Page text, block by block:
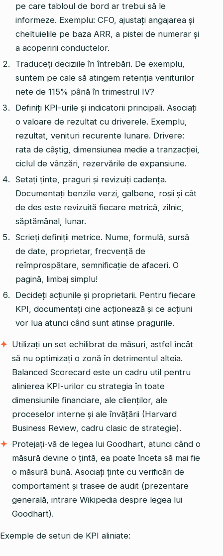
pe care tabloul de bord ar trebui să le
informeze. Exemplu: CFO, ajustați angajarea și
cheltuielile pe baza ARR, a pistei de numerar și
a acoperirii conductelor.
Traduceți deciziile în întrebări. De exemplu,
suntem pe cale să atingem retenția veniturilor
nete de 115% până în trimestrul IV?
Definiți KPI-urile și indicatorii principali. Asociați
o valoare de rezultat cu driverele. Exemplu,
rezultat, venituri recurente lunare. Drivere:
rata de câștig, dimensiunea medie a tranzacției,
ciclul de vânzări, rezervările de expansiune.
Setați ținte, praguri și revizuiți cadența.
Documentați benzile verzi, galbene, roșii și cât
de des este revizuită fiecare metrică, zilnic,
săptămânal, lunar.
Scrieți definiții metrice. Nume, formulă, sursă
de date, proprietar, frecvență de
reîmprospătare, semnificație de afaceri. O
pagină, limbaj simplu!
Decideți acțiunile și proprietarii. Pentru fiecare
KPI, documentați cine acționează și ce acțiuni
vor lua atunci când sunt atinse pragurile.
Utilizați un set echilibrat de măsuri, astfel încât
să nu optimizați o zonă în detrimentul alteia.
Balanced Scorecard este un cadru util pentru
alinierea KPI-urilor cu strategia în toate
dimensiunile financiare, ale clienților, ale
proceselor interne și ale învățării (Harvard
Business Review, cadru clasic de strategie).
Protejați-vă de legea lui Goodhart, atunci când o
măsură devine o țintă, ea poate înceta să mai fie
o măsură bună. Asociați ținte cu verificări de
comportament și trasee de audit (prezentare
generală, intrare Wikipedia despre legea lui
Goodhart).
Exemple de seturi de KPI aliniate: